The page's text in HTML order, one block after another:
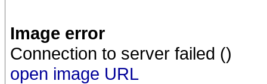
Image error
Connection to server failed ()
open image URL